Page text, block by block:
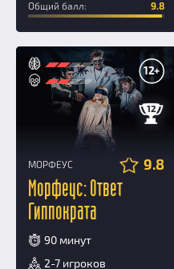
Общий балл: 9.8
12
12+
МОРФЕУС 9.8
Морфеус: Ответ
Гиппократа
90 минут
2-7 игроков